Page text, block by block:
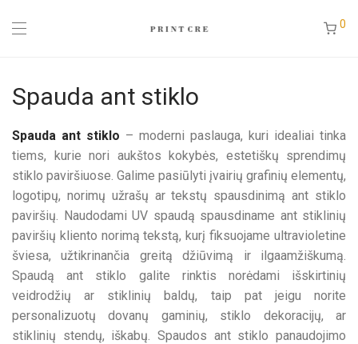
0
Spauda ant stiklo
Spauda ant stiklo – moderni paslauga, kuri idealiai tinka
tiems, kurie nori aukštos kokybės, estetiškų sprendimų
stiklo paviršiuose. Galime pasiūlyti įvairių grafinių elementų,
logotipų, norimų užrašų ar tekstų spausdinimą ant stiklo
paviršių. Naudodami UV spaudą spausdiname ant stiklinių
paviršių kliento norimą tekstą, kurį fiksuojame ultravioletine
šviesa, užtikrinančia greitą džiūvimą ir ilgaamžiškumą.
Spaudą ant stiklo galite rinktis norėdami išskirtinių
veidrodžių ar stiklinių baldų, taip pat jeigu norite
personalizuotų dovanų gaminių, stiklo dekoracijų, ar
stiklinių stendų, iškabų. Spaudos ant stiklo panaudojimo